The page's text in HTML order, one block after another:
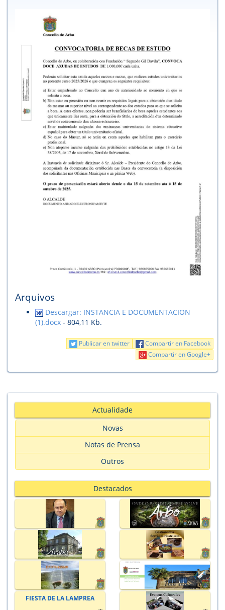
Arquivos
Descargar: INSTANCIA E DOCUMENTACION
(1).docx - 804,11 Kb.
Compartir en Facebook
Publicar en twitter
Compartir en Google+
Actualidade
Novas
Notas de Prensa
Outros
Destacados
FIESTA DE LA LAMPREA